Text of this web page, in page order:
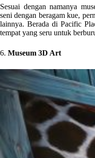
Sesuai dengan namanya
seni dengan beragam kue,
lainnya. Berada di Pacific
tempat yang seru untuk
6. Museum 3D Art